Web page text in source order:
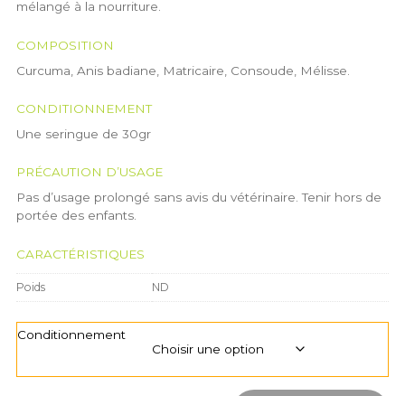
mélangé à la nourriture.
COMPOSITION
Curcuma, Anis badiane, Matricaire, Consoude, Mélisse.
CONDITIONNEMENT
Une seringue de 30gr
PRÉCAUTION D’USAGE
Pas d’usage prolongé sans avis du vétérinaire. Tenir hors de
portée des enfants.
CARACTÉRISTIQUES
Poids ND
Conditionnement